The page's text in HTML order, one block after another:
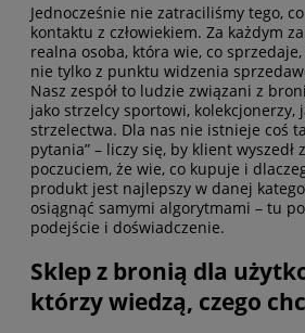
Jednocześnie nie zatraciliśmy tego,
kontaktu z człowiekiem. Za każdym
realna osoba, która wie, co
nie tylko z punktu widzenia
Nasz zespół to ludzie związani z
jako strzelcy sportowi, kolekcjonerzy,
strzelectwa. Dla nas nie istnieje coś
pytania” – liczy się, by klient wyszedł
poczuciem, że wie, co kupuje i
produkt jest najlepszy w danej
osiągnąć samymi algorytmami – tu
podejście i doświadczenie.
Sklep z bronią dla
którzy wiedzą, czego